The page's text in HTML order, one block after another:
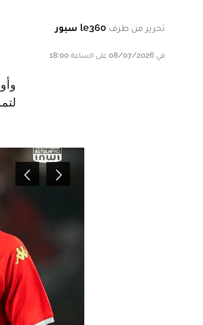
تحرير من طرف le360 سبور
في 08/07/2026 على الساعة 18:00
وأوضح المصدر نفسه، أن إدارة النادي الأحمر توصل إلى اتفاق مع وليد ناسي،